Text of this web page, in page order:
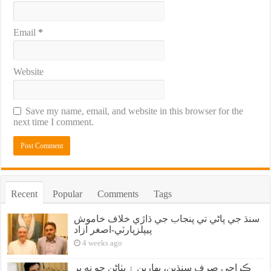
Email *
Website
Save my name, email, and website in this browser for the
next time I comment.
Recent Popular Comments Tags
سنڌ جي پاڻي تي پنجاب جي ڌاڙي خلاف خاموش
پيپلزپارٽي-اصغر آزاد
4 weeks ago
ڪراچي صرف سنڌين، بهارين ۽ پٺاڻن جو نه پر